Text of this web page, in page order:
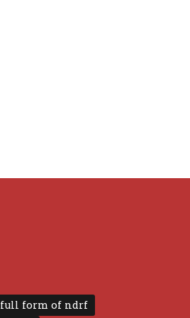
full form of ndrf